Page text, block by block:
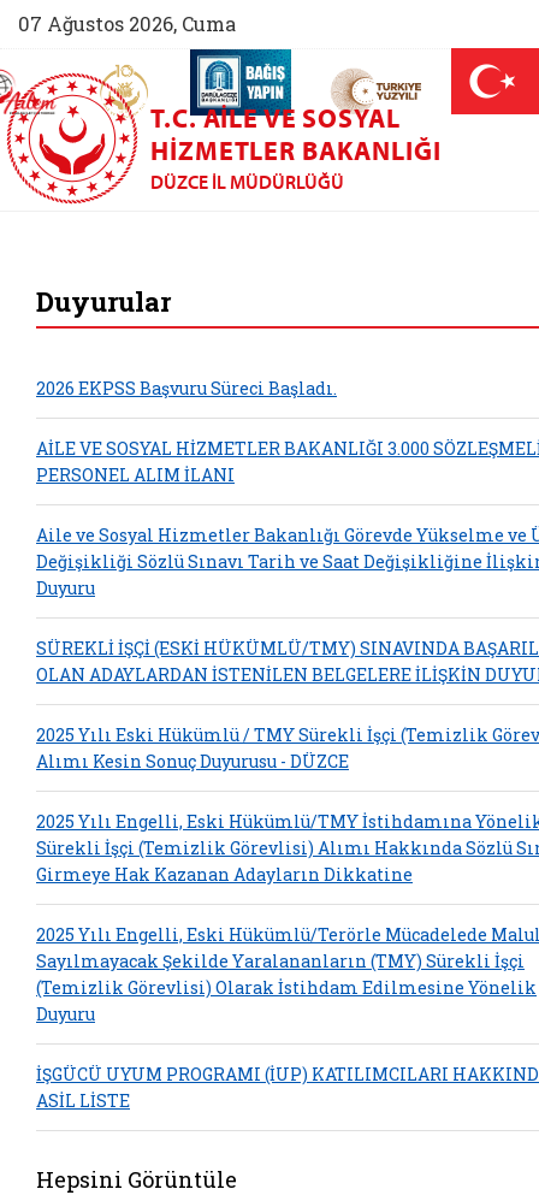
07 Ağustos 2026, Cuma
(yeni sekmede açılır)
AİLEM İletişim Merkezi (yeni sekmede açılır)
Aile ve Nüfus On Yılı (yeni sekmede açılır)
Darülaceze bağış sayfası (yeni
T.C. AILE VE SOSYAL
HIZMETLER BAKANLIĞI
DÜZCE İL MÜDÜRLÜĞÜ
Duyurular
2026 EKPSS Başvuru Süreci Başladı.
AİLE VE SOSYAL HİZMETLER BAKANLIĞI 3.000
PERSONEL ALIM İLANI
Aile ve Sosyal Hizmetler Bakanlığı Görevde Yükselme ve
Değişikliği Sözlü Sınavı Tarih ve Saat Değişikliğine
Duyuru
SÜREKLİ İŞÇİ (ESKİ HÜKÜMLÜ/TMY) SINAVINDA
OLAN ADAYLARDAN İSTENİLEN BELGELERE İLİŞKİN
2025 Yılı Eski Hükümlü / TMY Sürekli İşçi (Temizlik
Alımı Kesin Sonuç Duyurusu - DÜZCE
2025 Yılı Engelli, Eski Hükümlü/TMY İstihdamına
Sürekli İşçi (Temizlik Görevlisi) Alımı Hakkında Sözlü
Girmeye Hak Kazanan Adayların Dikkatine
2025 Yılı Engelli, Eski Hükümlü/Terörle Mücadelede
Sayılmayacak Şekilde Yaralananların (TMY) Sürekli İşçi
(Temizlik Görevlisi) Olarak İstihdam Edilmesine Yönelik
Duyuru
İŞGÜCÜ UYUM PROGRAMI (İUP) KATILIMCILARI
ASİL LİSTE
Hepsini Görüntüle